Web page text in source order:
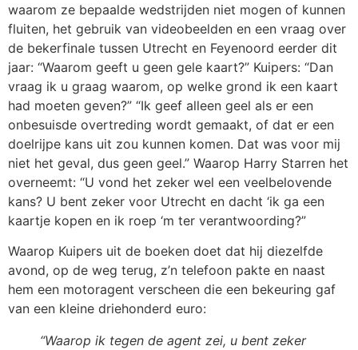
waarom ze bepaalde wedstrijden niet mogen of kunnen
fluiten, het gebruik van videobeelden en een vraag over
de bekerfinale tussen Utrecht en Feyenoord eerder dit
jaar: “Waarom geeft u geen gele kaart?” Kuipers: “Dan
vraag ik u graag waarom, op welke grond ik een kaart
had moeten geven?” “Ik geef alleen geel als er een
onbesuisde overtreding wordt gemaakt, of dat er een
doelrijpe kans uit zou kunnen komen. Dat was voor mij
niet het geval, dus geen geel.” Waarop Harry Starren het
overneemt: “U vond het zeker wel een veelbelovende
kans? U bent zeker voor Utrecht en dacht ‘ik ga een
kaartje kopen en ik roep ‘m ter verantwoording?”
Waarop Kuipers uit de boeken doet dat hij diezelfde
avond, op de weg terug, z’n telefoon pakte en naast
hem een motoragent verscheen die een bekeuring gaf
van een kleine driehonderd euro:
“Waarop ik tegen de agent zei, u bent zeker